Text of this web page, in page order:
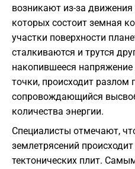
возникают из-за движения
которых состоит земная
участки поверхности
сталкиваются и трутся
накопившееся напряжение
точки, происходит разлом
сопровождающийся
количества энергии.
Специалисты отмечают,
землетрясений
тектонических плит.